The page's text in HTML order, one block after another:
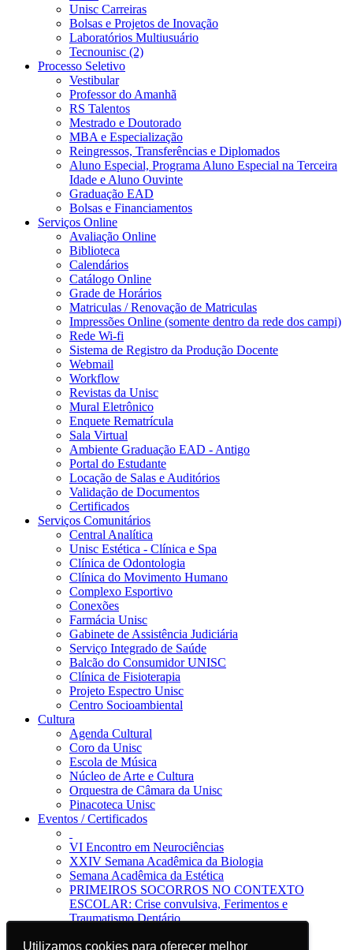
Utilizamos cookies para oferecer melhor
Utilizamos cookies para oferecer melhor
Unisc Carreiras
Bolsas e Projetos de Inovação
Laboratórios Multiusuário
Tecnounisc (2)
Processo Seletivo
Vestibular
Professor do Amanhã
RS Talentos
Mestrado e Doutorado
MBA e Especialização
Reingressos, Transferências e Diplomados
Aluno Especial, Programa Aluno Especial na Terceira
Idade e Aluno Ouvinte
Graduação EAD
Bolsas e Financiamentos
Serviços Online
Avaliação Online
Biblioteca
Calendários
Catálogo Online
Grade de Horários
Matriculas / Renovação de Matriculas
Impressões Online (somente dentro da rede dos campi)
Rede Wi-fi
Sistema de Registro da Produção Docente
Webmail
Workflow
Revistas da Unisc
Mural Eletrônico
Enquete Rematrícula
Sala Virtual
Ambiente Graduação EAD - Antigo
Portal do Estudante
Locação de Salas e Auditórios
Validação de Documentos
Certificados
Serviços Comunitários
Central Analítica
Unisc Estética - Clínica e Spa
Clínica de Odontologia
Clínica do Movimento Humano
Complexo Esportivo
Conexões
Farmácia Unisc
Gabinete de Assistência Judiciária
Serviço Integrado de Saúde
Balcão do Consumidor UNISC
Clínica de Fisioterapia
Projeto Espectro Unisc
Centro Socioambiental
Cultura
Agenda Cultural
Coro da Unisc
Escola de Música
Núcleo de Arte e Cultura
Orquestra de Câmara da Unisc
Pinacoteca Unisc
Eventos / Certificados
VI Encontro em Neurociências
XXIV Semana Acadêmica da Biologia
Semana Acadêmica da Estética
PRIMEIROS SOCORROS NO CONTEXTO
ESCOLAR: Crise convulsiva, Ferimentos e
Traumatismo Dentário
Jornal da Unisc